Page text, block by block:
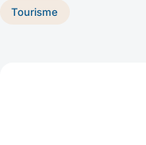
Tourisme